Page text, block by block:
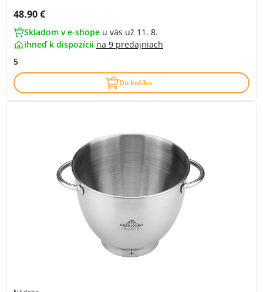
Cena s DPH:
48.90 €
Skladom v e-shope u vás už 11. 8.
ihneď k dispozícii na 9 predajniach
5
Do košíka